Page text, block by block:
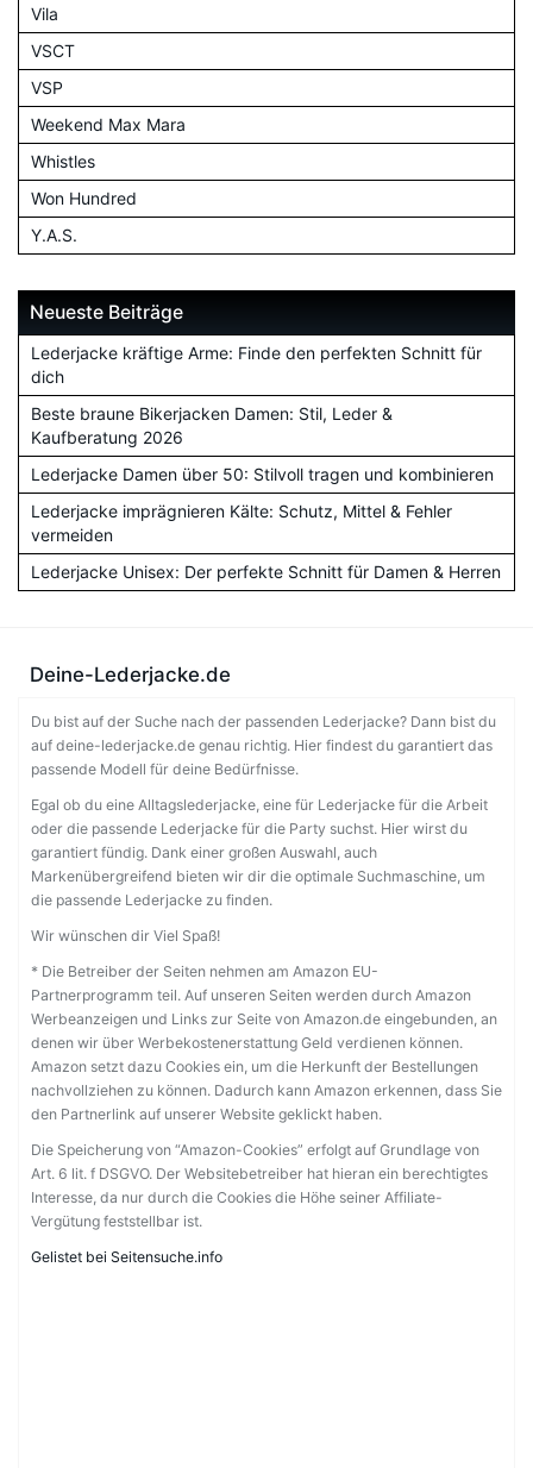
Vila
VSCT
VSP
Weekend Max Mara
Whistles
Won Hundred
Y.A.S.
Neueste Beiträge
Lederjacke kräftige Arme: Finde den perfekten Schnitt für
dich
Beste braune Bikerjacken Damen: Stil, Leder &
Kaufberatung 2026
Lederjacke Damen über 50: Stilvoll tragen und kombinieren
Lederjacke imprägnieren Kälte: Schutz, Mittel & Fehler
vermeiden
Lederjacke Unisex: Der perfekte Schnitt für Damen & Herren
Deine-Lederjacke.de
Du bist auf der Suche nach der passenden Lederjacke? Dann bist du
auf deine-lederjacke.de genau richtig. Hier findest du garantiert das
passende Modell für deine Bedürfnisse.
Egal ob du eine Alltagslederjacke, eine für Lederjacke für die Arbeit
oder die passende Lederjacke für die Party suchst. Hier wirst du
garantiert fündig. Dank einer großen Auswahl, auch
Markenübergreifend bieten wir dir die optimale Suchmaschine, um
die passende Lederjacke zu finden.
Wir wünschen dir Viel Spaß!
* Die Betreiber der Seiten nehmen am Amazon EU-
Partnerprogramm teil. Auf unseren Seiten werden durch Amazon
Werbeanzeigen und Links zur Seite von Amazon.de eingebunden, an
denen wir über Werbekostenerstattung Geld verdienen können.
Amazon setzt dazu Cookies ein, um die Herkunft der Bestellungen
nachvollziehen zu können. Dadurch kann Amazon erkennen, dass Sie
den Partnerlink auf unserer Website geklickt haben.
Die Speicherung von “Amazon-Cookies” erfolgt auf Grundlage von
Art. 6 lit. f DSGVO. Der Websitebetreiber hat hieran ein berechtigtes
Interesse, da nur durch die Cookies die Höhe seiner Affiliate-
Vergütung feststellbar ist.
Gelistet bei Seitensuche.info